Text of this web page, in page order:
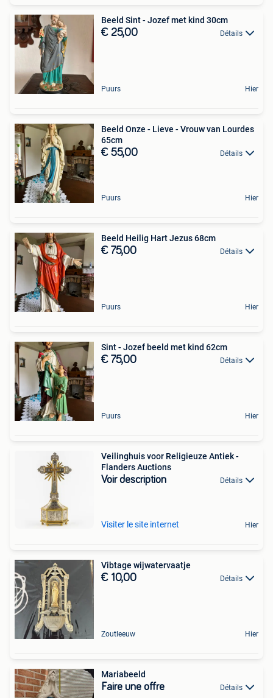
Beeld Sint - Jozef met kind 30cm
€ 25,00 Détails
Puurs Hier
Beeld Onze - Lieve - Vrouw van Lourdes
65cm
€ 55,00 Détails
Puurs Hier
Beeld Heilig Hart Jezus 68cm
€ 75,00 Détails
Puurs Hier
Sint - Jozef beeld met kind 62cm
€ 75,00 Détails
Puurs Hier
Veilinghuis voor Religieuze Antiek -
Flanders Auctions
Voir description Détails
Visiter le site internet Hier
Vibtage wijwatervaatje
€ 10,00 Détails
Zoutleeuw Hier
Mariabeeld
Faire une offre Détails